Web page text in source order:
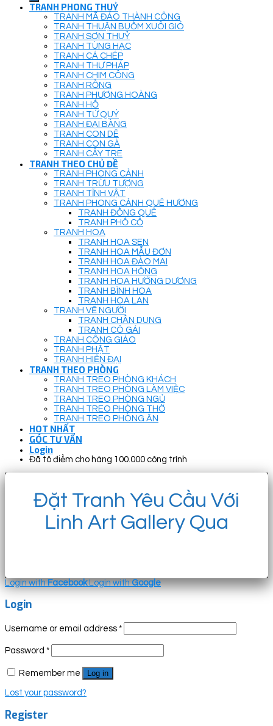
TRANH PHONG THUỶ
TRANH MÃ ĐÁO THÀNH CÔNG
TRANH THUẬN BUỒM XUÔI GIÓ
TRANH SƠN THUỶ
TRANH TÙNG HẠC
TRANH CÁ CHÉP
TRANH THƯ PHÁP
TRANH CHIM CÔNG
TRANH RỒNG
TRANH PHƯỢNG HOÀNG
TRANH HỔ
TRANH TỨ QUÝ
TRANH ĐẠI BÀNG
TRANH CON DÊ
TRANH CON GÀ
TRANH CÂY TRE
TRANH THEO CHỦ ĐỀ
TRANH PHONG CẢNH
TRANH TRỪU TƯỢNG
TRANH TĨNH VẬT
TRANH PHONG CẢNH QUÊ HƯƠNG
TRANH ĐỒNG QUÊ
TRANH PHỐ CỔ
TRANH HOA
TRANH HOA SEN
TRANH HOA MẪU ĐƠN
TRANH HOA ĐÀO MAI
TRANH HOA HỒNG
TRANH HOA HƯỚNG DƯƠNG
TRANH BÌNH HOA
TRANH HOA LAN
TRANH VẼ NGƯỜI
TRANH CHÂN DUNG
TRANH CÔ GÁI
TRANH CÔNG GIÁO
TRANH PHẬT
TRANH HIỆN ĐẠI
TRANH THEO PHÒNG
TRANH TREO PHÒNG KHÁCH
TRANH TREO PHÒNG LÀM VIỆC
TRANH TREO PHÒNG NGỦ
TRANH TREO PHÒNG THỜ
TRANH TREO PHÒNG ĂN
HOT NHẤT
GÓC TƯ VẤN
Login
Đã tô điểm cho hàng 100.000 công trình
Đặt Tranh Yêu Cầu Với
Linh Art Gallery Qua
Login withFacebook Login withGoogle
Login
Username or email address *
Password *
Remember me Log in
Lost your password?
Register